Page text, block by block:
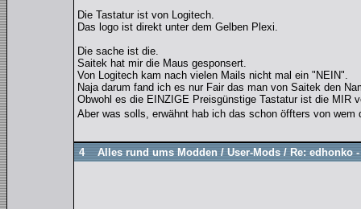
Die Tastatur ist von Logitech.
Das logo ist direkt unter dem Gelben Plexi.
Die sache ist die.
Saitek hat mir die Maus gesponsert.
Von Logitech kam nach vielen Mails nicht mal ein "NEIN".
Naja darum fand ich es nur Fair das man von Saitek den
Obwohl es die EINZIGE Preisgünstige Tastatur ist die MIR
Aber was solls, erwähnt hab ich das schon öffters von
4 Alles rund ums Modden/ User-Mods/ Re: edhonko